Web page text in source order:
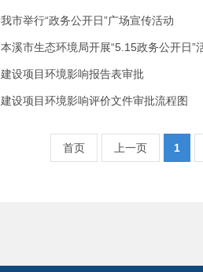
我市举行“政务公开日”广场宣传活动
本溪市生态环境局开展“5.15政务公开日”
建设项目环境影响报告表审批
建设项目环境影响评价文件审批流程图
首页 上一页 1